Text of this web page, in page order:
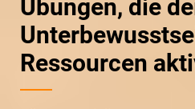
Übungen, die
Ressourcen